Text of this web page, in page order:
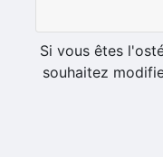
Si vous êtes
souhaitez